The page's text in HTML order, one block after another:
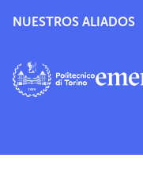
NUESTROS ALIADOS